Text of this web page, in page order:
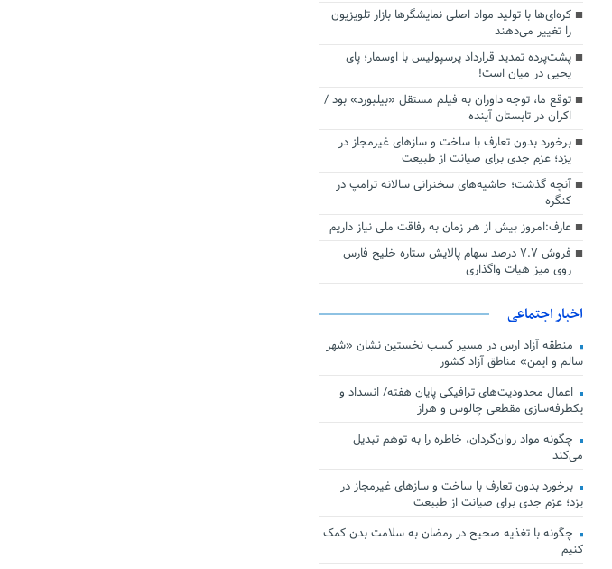
کره‌ای‌ها با تولید مواد اصلی نمایشگرها بازار تلویزیون
را تغییر می‌دهند
پشت‌پرده تمدید قرارداد پرسپولیس با اوسمار؛ پای
یحیی در میان است!
توقع ما، توجه داوران به فیلم مستقل «بیلبورد» بود /
اکران در تابستان آینده
برخورد بدون تعارف با ساخت‌ و سازهای غیرمجاز در
یزد؛ عزم جدی برای صیانت از طبیعت
آنچه گذشت؛ حاشیه‌های سخنرانی سالانه ترامپ در
کنگره
عارف:امروز بیش از هر زمان به رفاقت ملی نیاز داریم
فروش ۷.۷ درصد سهام پالایش ستاره خلیج فارس
روی میز هیات واگذاری
اخبار اجتماعی
منطقه آزاد ارس در مسیر کسب نخستین نشان «شهر
سالم و ایمن» مناطق آزاد کشور
اعمال محدودیت‌های ترافیکی پایان هفته/ انسداد و
یکطرفه‌سازی مقطعی چالوس و هراز
چگونه مواد روان‌گردان، خاطره را به توهم تبدیل
می‌کند
برخورد بدون تعارف با ساخت‌ و سازهای غیرمجاز در
یزد؛ عزم جدی برای صیانت از طبیعت
چگونه با تغذیه صحیح در رمضان به سلامت بدن کمک
کنیم